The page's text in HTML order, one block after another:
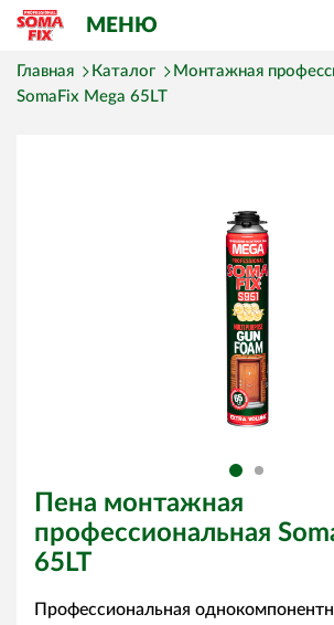
МЕНЮ
Главная Каталог
Монтажная
SomaFix Mega 65LT
Пена монтажная
профессиональная
65LT
Профессиональная